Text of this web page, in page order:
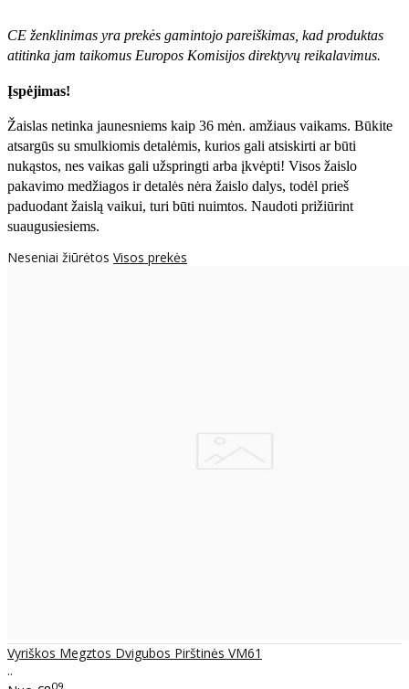
CE ženklinimas yra prekės gamintojo pareiškimas, kad produktas
atitinka jam taikomus Europos Komisijos direktyvų reikalavimus.
Įspėjimas!
Žaislas netinka jaunesniems kaip 36 mėn. amžiaus vaikams. Būkite
atsargūs su smulkiomis detalėmis, kurios gali atsiskirti ar būti
nukąstos, nes vaikas gali užspringti arba įkvėpti! Visos žaislо
pakavimo medžiagos ir detalės nėra žaislo dalys, todėl prieš
paduodant žaislą vaikui, turi būti nuimtos. Naudoti prižiūrint
suaugusiesiems.
Neseniai žiūrėtos Visos prekės
Vyriškos Megztos Dvigubos Pirštinės VM61
..
09